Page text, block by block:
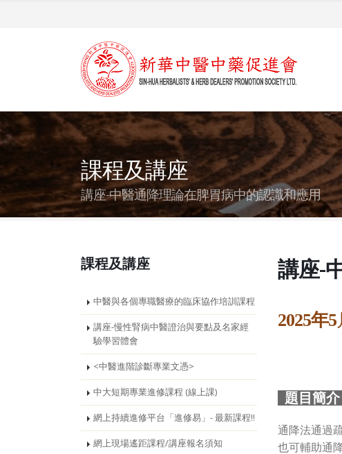
課程及講座
講座-中醫通降理論在脾胃病中的認識和應用
課程及講座
中醫與各個專職醫療的臨床協作培訓課程
講座-慢性腎病中醫證治與要點及名家經
驗學習體會
<中醫進階診斷專業文憑>
中大短期專業進修課程 (線上課)
網上持續進修平台「進修易」- 最新課程!!
網上現場遙距課程/講座報名須知
講座-
2025年5
題目簡介
通降法通過
也可輔助通